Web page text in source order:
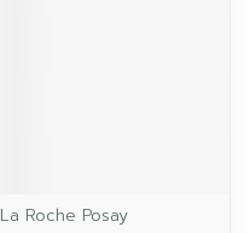
La Roche Posay